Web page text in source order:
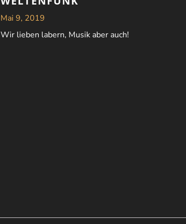
Mai 9, 2019
Wir lieben labern, Musik aber auch!